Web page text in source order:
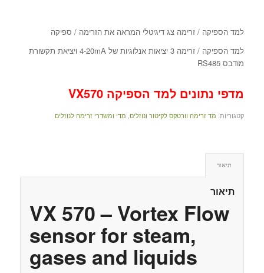
למד הספיקה / זרימה צג דיגיטלי המראה את הזרימה / ספיקה
למד הספיקה / זרימה 3 יציאות אנלוגיות של 4-20mA ויציאת תקשורת
מודבס RS485
מדפי נתונים למד הספיקה VX570
קטגוריות: מד זרימה וורטקס לקיטור ונוזלים מדי ומשדרי זרימה לנוזלים
תיאור
תיאור
VX 570 – Vortex Flow
sensor for steam,
gases and liquids